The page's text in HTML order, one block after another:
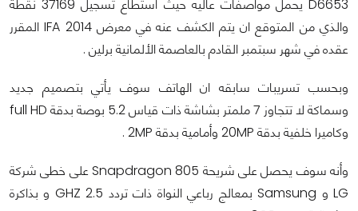
D6653 يحمل مواصفات عاليه حيث استطاع تسجيل 37169 نقطة
والذي من المتوقع ان يتم الكشف عنه في معرض IFA 2014 المقرر
عقده في شهر سبتمبر القادم بالعاصمة الألمانية برلين .
وبحسب تسريبات سابقه ان الهاتف سوف يأتي بتصميم جديد
وسماكة لا تتجاوز 7 ملمتر بشاشة ذات قياس 5.2 بوصة بدقة full HD
وكاميرا خلفية بدقة 20MP وأمامية بدقة 2MP .
وأنه سوف يحصل على شريحة Snapdragon 805 على خطى شركة
LG و Samsung بمعالج رباعي النواة ذات تردد 2.5 GHZ و بذاكرة